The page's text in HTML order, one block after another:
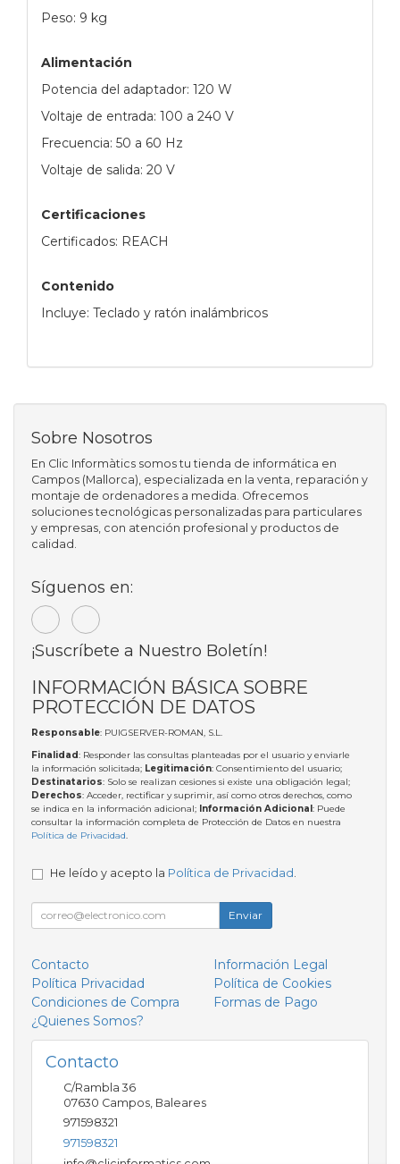
Peso: 9 kg
Alimentación
Potencia del adaptador: 120 W
Voltaje de entrada: 100 a 240 V
Frecuencia: 50 a 60 Hz
Voltaje de salida: 20 V
Certificaciones
Certificados: REACH
Contenido
Incluye: Teclado y ratón inalámbricos
Sobre Nosotros
En Clic Informàtics somos tu tienda de informática en
Campos (Mallorca), especializada en la venta, reparación y
montaje de ordenadores a medida. Ofrecemos
soluciones tecnológicas personalizadas para particulares
y empresas, con atención profesional y productos de
calidad.
Síguenos en:
¡Suscríbete a Nuestro Boletín!
INFORMACIÓN BÁSICA SOBRE
PROTECCIÓN DE DATOS
Responsable: PUIGSERVER-ROMAN, S.L.
Finalidad: Responder las consultas planteadas por el usuario y enviarle
la información solicitada; Legitimación: Consentimiento del usuario;
Destinatarios: Solo se realizan cesiones si existe una obligación legal;
Derechos: Acceder, rectificar y suprimir, así como otros derechos, como
se indica en la información adicional; Información Adicional: Puede
consultar la información completa de Protección de Datos en nuestra
Política de Privacidad.
He leído y acepto la Política de Privacidad
Enviar
Contacto
Información Legal
Política Privacidad
Política de Cookies
Condiciones de Compra
Formas de Pago
¿Quienes Somos?
Contacto
C/Rambla 36
07630 Campos Baleares
971598321
971598321